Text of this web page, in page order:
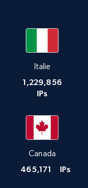
Italie
1,229,856
IPs
Canada
465,171 IPs